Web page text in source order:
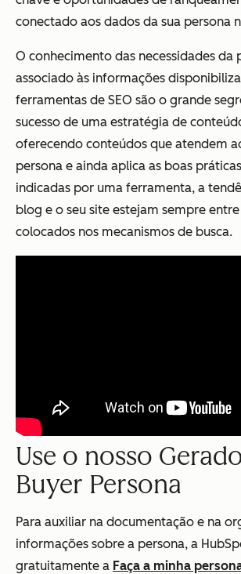
conectado aos dados da sua persona
O conhecimento das necessidades da
associado às informações
ferramentas de SEO são o grande
sucesso de uma estratégia de
oferecendo conteúdos que atendem
persona e ainda aplica as boas
indicadas por uma ferramenta, a
blog e o seu site estejam sempre
colocados nos mecanismos de busca.
Use o nosso
Buyer Persona
Para auxiliar na documentação e na
informações sobre a persona, a
gratuitamente a Faça a minha